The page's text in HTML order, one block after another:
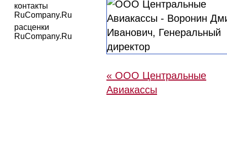
контакты
RuCompany.Ru
расценки
RuCompany.Ru
« ООО Центральные
Aвиакассы